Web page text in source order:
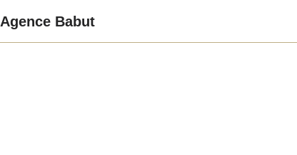
Agence Babut